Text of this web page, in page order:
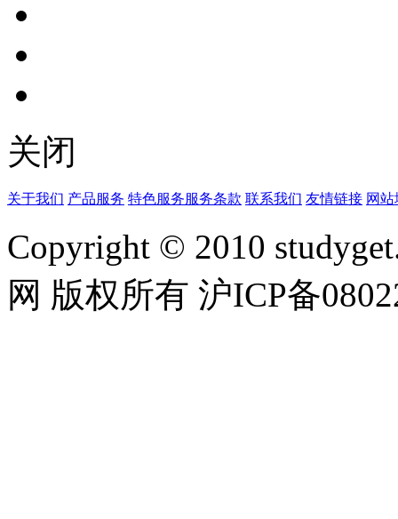
关闭
关于我们 产品服务 特色服务服务条款 联系我们 友情链接 网
Copyright © 2010
网 版权所有 沪ICP备